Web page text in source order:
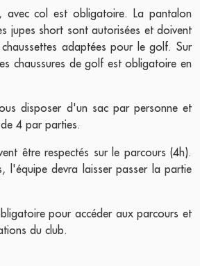
avec col est obligatoire. La pantalon
jupes short sont autorisées et doivent
adaptées pour le golf. Sur
chaussures de golf est obligatoire en
disposer d'un sac par personne et
4 par parties.
être respectés sur le parcours (4h).
l'équipe devra laisser passer la partie
pour accéder aux parcours et
du club.